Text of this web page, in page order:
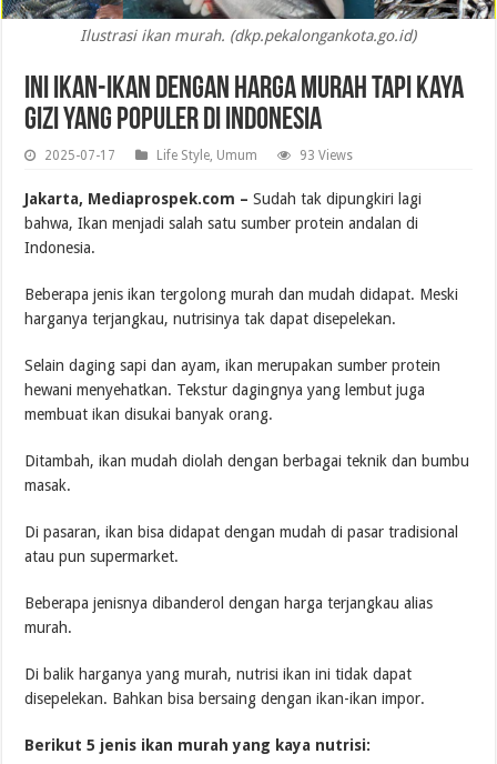
Ilustrasi ikan murah. (dkp.pekalongankota.go.id)
Ini Ikan-ikan dengan Harga Murah Tapi Kaya
Gizi yang Populer di Indonesia
2025-07-17 Life Style Umum 93 Views
Jakarta, Mediaprospek.com – Sudah tak dipungkiri lagi
bahwa, Ikan menjadi salah satu sumber protein andalan di
Indonesia.
Beberapa jenis ikan tergolong murah dan mudah didapat. Meski
harganya terjangkau, nutrisinya tak dapat disepelekan.
Selain daging sapi dan ayam, ikan merupakan sumber protein
hewani menyehatkan. Tekstur dagingnya yang lembut juga
membuat ikan disukai banyak orang.
Ditambah, ikan mudah diolah dengan berbagai teknik dan bumbu
masak.
Di pasaran, ikan bisa didapat dengan mudah di pasar tradisional
atau pun supermarket.
Beberapa jenisnya dibanderol dengan harga terjangkau alias
murah.
Di balik harganya yang murah, nutrisi ikan ini tidak dapat
disepelekan. Bahkan bisa bersaing dengan ikan-ikan impor.
Berikut 5 jenis ikan murah yang kaya nutrisi: